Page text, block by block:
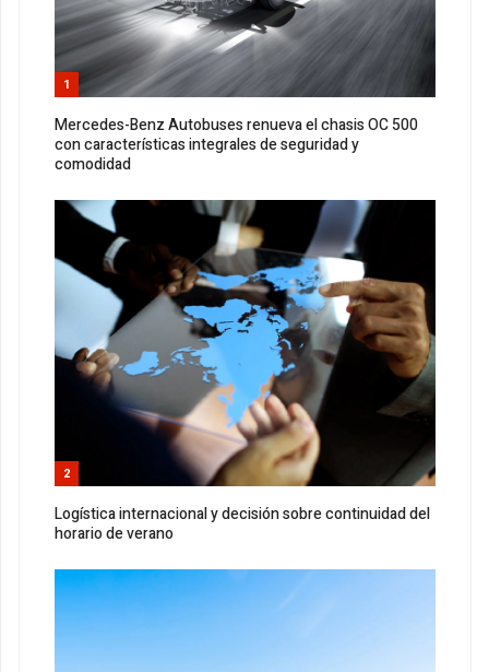
1
Mercedes-Benz Autobuses renueva el chasis OC 500
con características integrales de seguridad y
comodidad
2
Logística internacional y decisión sobre continuidad del
horario de verano